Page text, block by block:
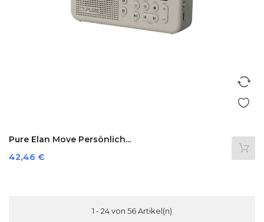
Pure Elan Move Persönlich...
Preis
42,46 €
1 - 24 von 56 Artikel(n)